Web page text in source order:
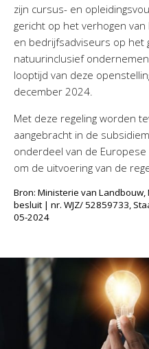
zijn cursus- en
gericht op het verhogen
en bedrijfsadviseurs op het
natuurinclusief
looptijd van deze
december 2024.
Met deze regeling worden
aangebracht in de
onderdeel van de Europese
om de uitvoering van de
Bron: Ministerie van
besluit | nr. WJZ/ 52859733,
05-2024